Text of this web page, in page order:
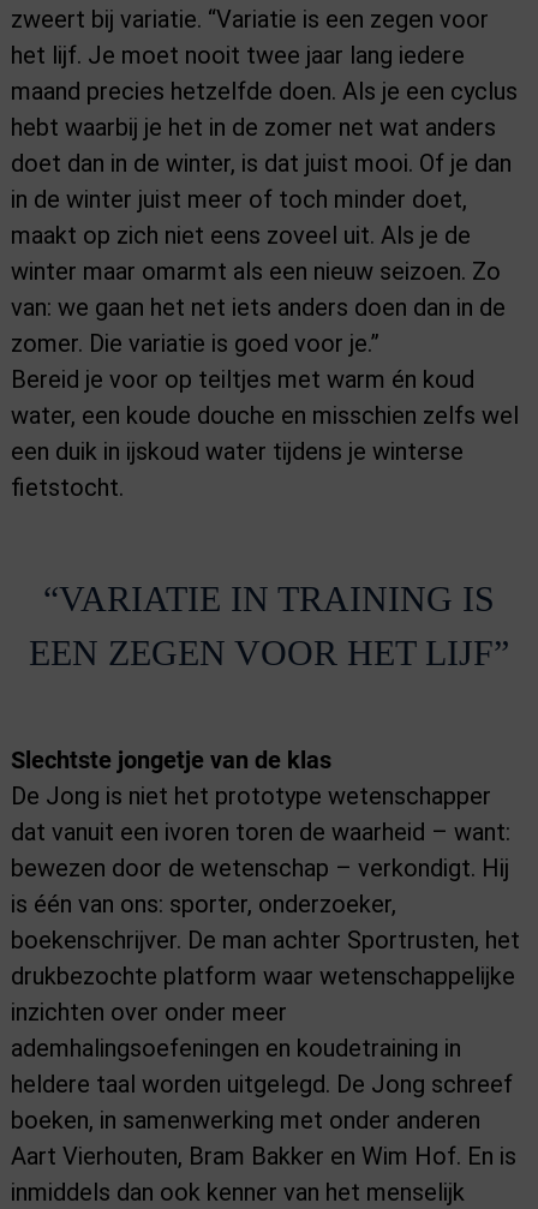
zweert bij variatie. “Variatie is een zegen voor
het lijf. Je moet nooit twee jaar lang iedere
maand precies hetzelfde doen. Als je een cyclus
hebt waarbij je het in de zomer net wat anders
doet dan in de winter, is dat juist mooi. Of je dan
in de winter juist meer of toch minder doet,
maakt op zich niet eens zoveel uit. Als je de
winter maar omarmt als een nieuw seizoen. Zo
van: we gaan het net iets anders doen dan in de
zomer. Die variatie is goed voor je.”
Bereid je voor op teiltjes met warm én koud
water, een koude douche en misschien zelfs wel
een duik in ijskoud water tijdens je winterse
fietstocht.
“VARIATIE IN TRAINING IS
EEN ZEGEN VOOR HET LIJF”
Slechtste jongetje van de klas
De Jong is niet het prototype wetenschapper
dat vanuit een ivoren toren de waarheid – want:
bewezen door de wetenschap – verkondigt. Hij
is één van ons: sporter, onderzoeker,
boekenschrijver. De man achter Sportrusten, het
drukbezochte platform waar wetenschappelijke
inzichten over onder meer
ademhalingsoefeningen en koudetraining in
heldere taal worden uitgelegd. De Jong schreef
boeken, in samenwerking met onder anderen
Aart Vierhouten, Bram Bakker en Wim Hof. En is
inmiddels dan ook kenner van het menselijk